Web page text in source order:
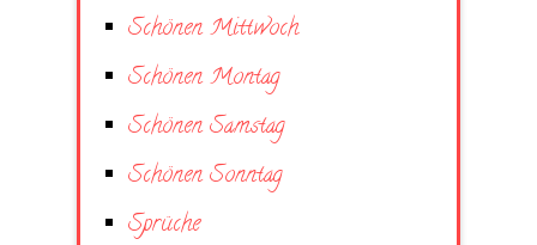
Schönen Mittwoch
Schönen Montag
Schönen Samstag
Schönen Sonntag
Sprüche